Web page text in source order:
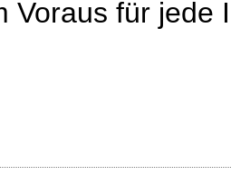
Voraus für jede